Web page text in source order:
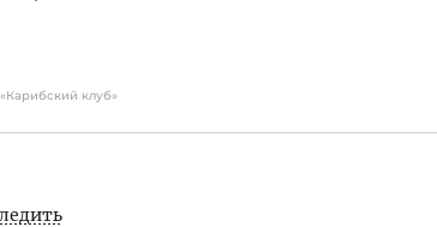
клуб»